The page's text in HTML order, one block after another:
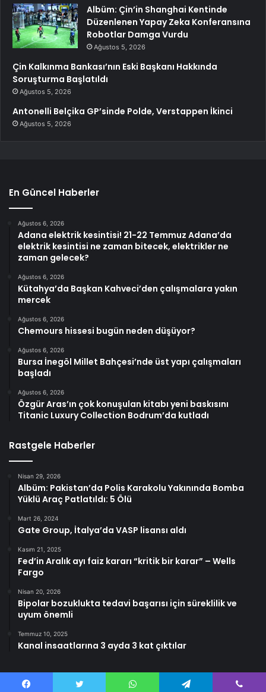
Albüm: Çin’in Shanghai Kentinde
Düzenlenen Yapay Zeka Konferansına
Robotlar Damga Vurdu
Ağustos 5, 2026
Çin Kalkınma Bankası’nın Eski Başkanı Hakkında
Soruşturma Başlatıldı
Ağustos 5, 2026
Antonelli Belçika GP’sinde Polde, Verstappen İkinci
Ağustos 5, 2026
En Güncel Haberler
Ağustos 6, 2026
Adana elektrik kesintisi! 21-22 Temmuz Adana’da
elektrik kesintisi ne zaman bitecek, elektrikler ne
zaman gelecek?
Ağustos 6, 2026
Kütahya’da Başkan Kahveci’den çalışmalara yakın
mercek
Ağustos 6, 2026
Chemours hissesi bugün neden düşüyor?
Ağustos 6, 2026
Bursa İnegöl Millet Bahçesi’nde üst yapı çalışmaları
başladı
Ağustos 6, 2026
Özgür Aras’ın çok konuşulan kitabı yeni baskısını
Titanic Luxury Collection Bodrum’da kutladı
Rastgele Haberler
Nisan 29, 2026
Albüm: Pakistan’da Polis Karakolu Yakınında Bomba
Yüklü Araç Patlatıldı: 5 Ölü
Mart 26, 2024
Gate Group, İtalya’da VASP lisansı aldı
Kasım 21, 2025
Fed’in Aralık ayı faiz kararı “kritik bir karar” – Wells
Fargo
Nisan 20, 2026
Bipolar bozuklukta tedavi başarısı için süreklilik ve
uyum önemli
Temmuz 10, 2025
Kanal insaatlarına 3 ayda 3 kat çıktılar